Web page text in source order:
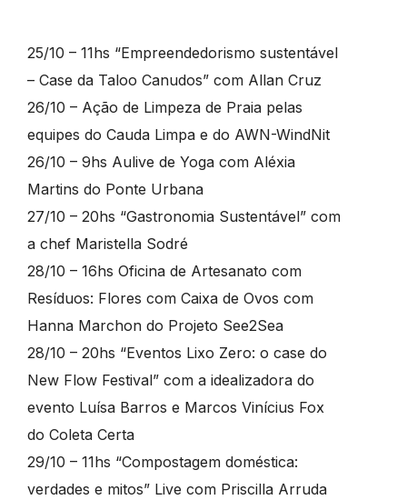
25/10 – 11hs “Empreendedorismo sustentável
– Case da Taloo Canudos” com Allan Cruz
26/10 – Ação de Limpeza de Praia pelas
equipes do Cauda Limpa e do AWN-WindNit
26/10 – 9hs Aulive de Yoga com Aléxia
Martins do Ponte Urbana
27/10 – 20hs “Gastronomia Sustentável” com
a chef Maristella Sodré
28/10 – 16hs Oficina de Artesanato com
Resíduos: Flores com Caixa de Ovos com
Hanna Marchon do Projeto See2Sea
28/10 – 20hs “Eventos Lixo Zero: o case do
New Flow Festival” com a idealizadora do
evento Luísa Barros e Marcos Vinícius Fox
do Coleta Certa
29/10 – 11hs “Compostagem doméstica:
verdades e mitos” Live com Priscilla Arruda